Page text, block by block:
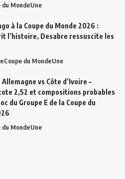
du MondeUne
à la Coupe du Monde 2026 :
l’histoire, Desabre ressuscite les
Coupe du MondeUne
vs Côte d’Ivoire –
2,52 et compositions probables
du Groupe E de la Coupe du
du MondeUne